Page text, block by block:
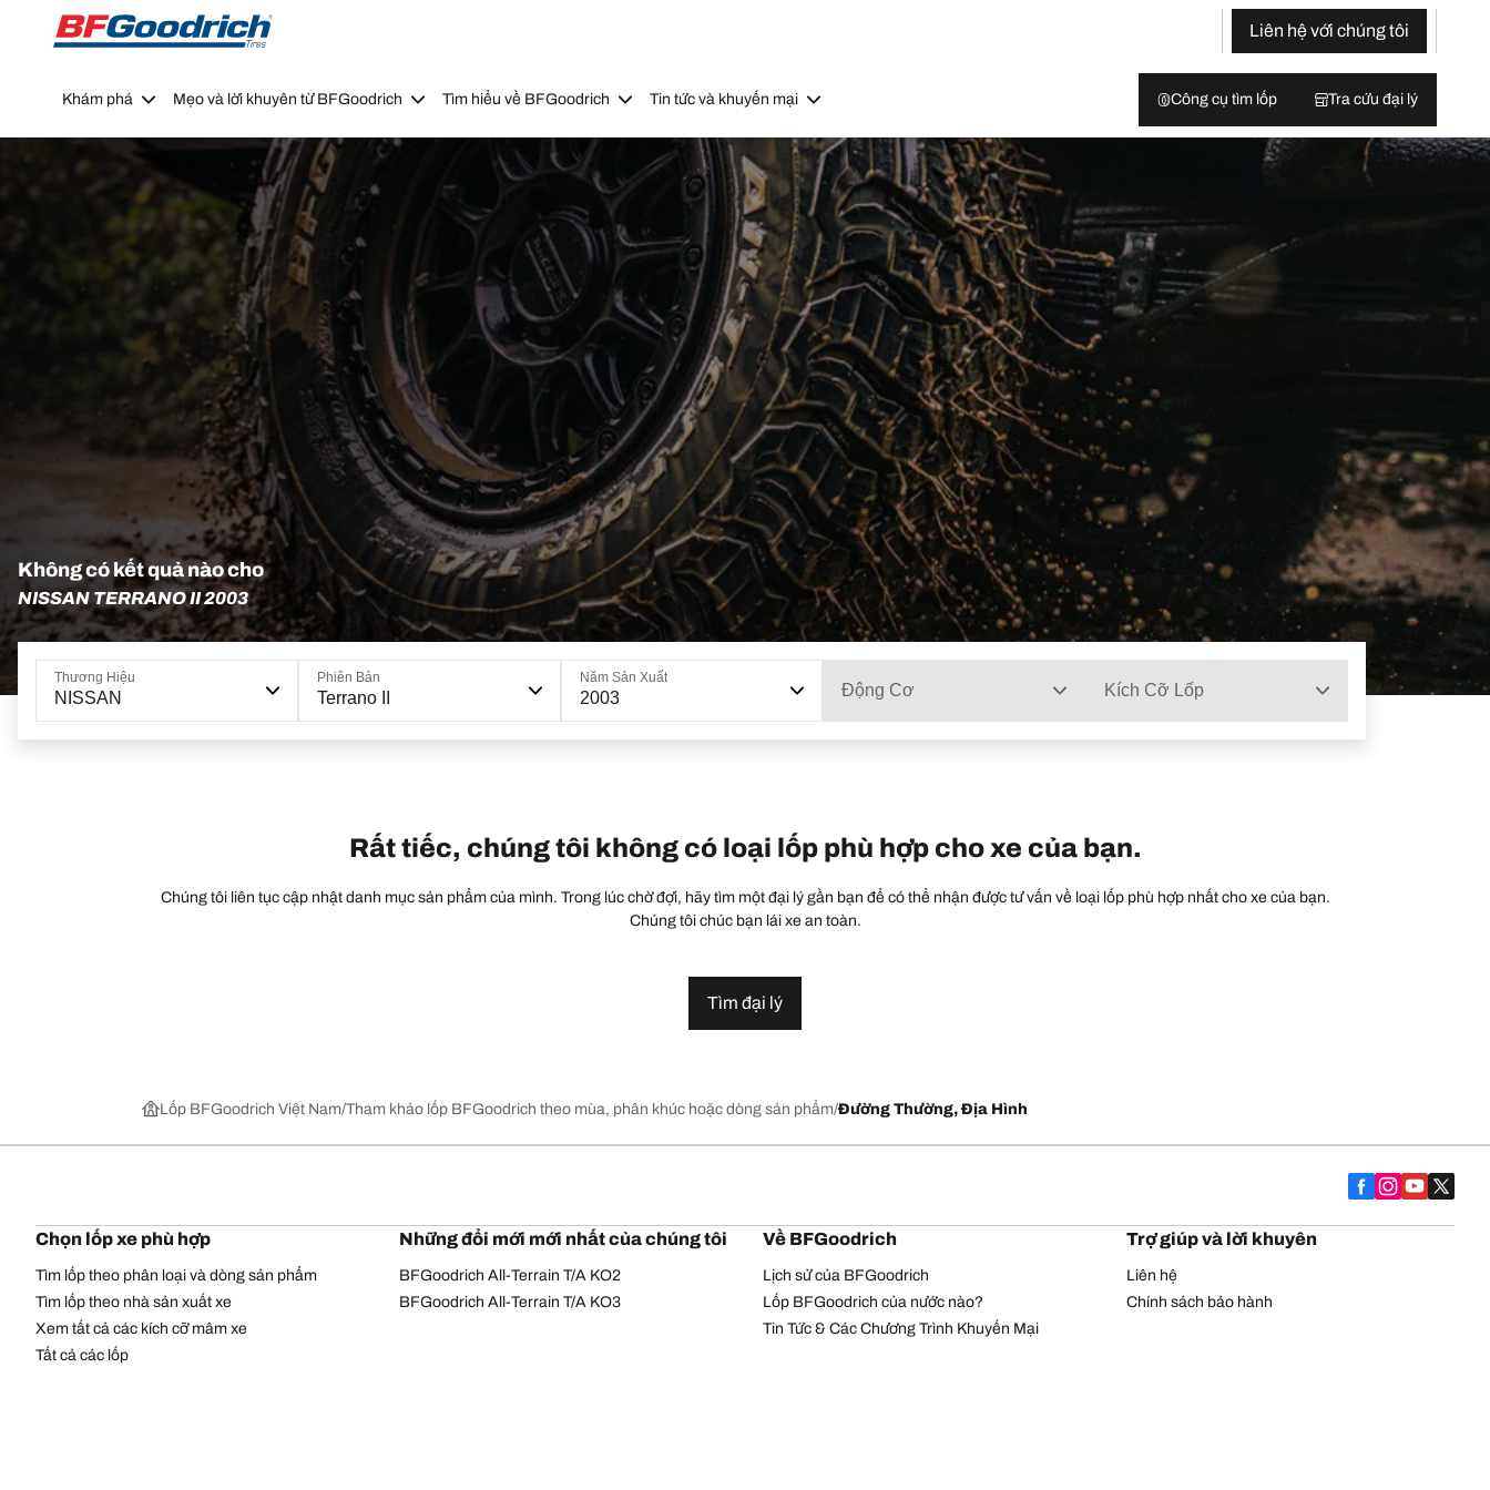
Go to page content
Go to page navigation
Liên hệ với chúng tôi
Khám phá Mẹo và lời khuyên từ BFGoodrich Tìm hiểu về BFGoodrich Tin tức và khuyến mại Công cụ tìm lốp Tra cứu đại lý
Không có kết quả nào cho
NISSAN TERRANO II 2003
Thương Hiệu
NISSAN
Phiên Bản
Terrano II
Năm Sản Xuất
2003 Động Cơ Kích Cỡ Lốp
Rất tiếc, chúng tôi không có loại lốp phù hợp cho xe của bạn.
Chúng tôi liên tục cập nhật danh mục sản phẩm của mình. Trong lúc chờ đợi, hãy tìm một đại lý gần bạn để có thể nhận được tư vấn về loại lốp phù hợp nhất cho xe của bạn.
Chúng tôi chúc bạn lái xe an toàn.
Tìm đại lý
Lốp BFGoodrich Việt Nam Tham khảo lốp BFGoodrich theo mùa, phân khúc hoặc dòng sản phẩm Đường Thường, Địa Hình
Chọn lốp xe phù hợp
Tìm lốp theo phân loại và dòng sản phẩm
Tìm lốp theo nhà sản xuất xe
Xem tất cả các kích cỡ mâm xe
Tất cả các lốp
Những đổi mới mới nhất của chúng tôi
BFGoodrich All-Terrain T/A KO2
BFGoodrich All-Terrain T/A KO3
Về BFGoodrich
Lịch sử của BFGoodrich
Lốp BFGoodrich của nước nào?
Tin Tức & Các Chương Trình Khuyến Mại
Trợ giúp và lời khuyên
Liên hệ
Chính sách bảo hành